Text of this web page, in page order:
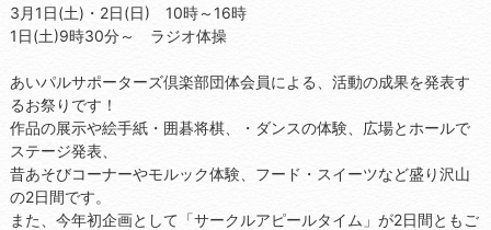
3月1日(土)・2日(日) 10時～16時
1日(土)9時30分～ ラジオ体操
あいパルサポーターズ倶楽部団体会員による、活動の成果を発表す
るお祭りです！
作品の展示や絵手紙・囲碁将棋、・ダンスの体験、広場とホールで
ステージ発表、
昔あそびコーナーやモルック体験、フード・スイーツなど盛り沢山
の2日間です。
また、今年初企画として「サークルアピールタイム」が2日間ともご